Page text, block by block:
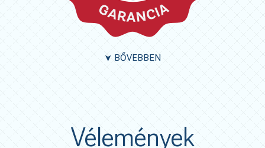
➤ BŐVEBBEN
Vélemények